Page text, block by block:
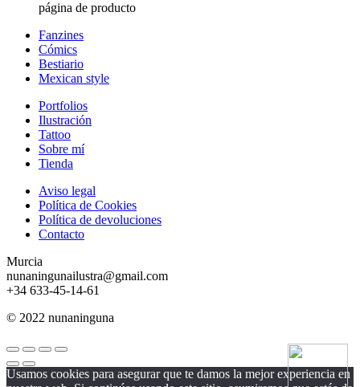
página de producto
Fanzines
Cómics
Bestiario
Mexican style
Portfolios
Ilustración
Tattoo
Sobre mí
Tienda
Aviso legal
Política de Cookies
Política de devoluciones
Contacto
Murcia
nunaningunailustra@gmail.com
+34 633-45-14-61
© 2022 nunaninguna
Usamos cookies para asegurar que te damos la mejor experiencia en